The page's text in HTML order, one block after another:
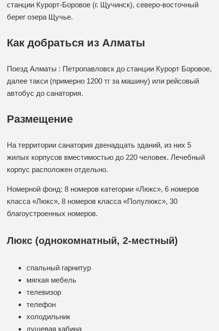
станции Курорт-Боровое (г. Щучинск), северо-восточный
берег озера Щучье.
Как добраться из Алматы
Поезд Алматы : Петропавловск до станции Курорт Боровое,
далее такси (примерно 1200 тг за машину) или рейсовый
автобус до санатория.
Размещение
На территории санатория двенадцать зданий, из них 5
жилых корпусов вместимостью до 220 человек. Лечебный
корпус расположен отдельно.
Номерной фонд: 8 номеров категории «Люкс», 6 номеров
класса «Люкс», 8 номеров класса «Полулюкс», 30
благоустроенных номеров.
Люкс (однокомнатный, 2-местный)
спальный гарнитур
мягкая мебель
телевизор
телефон
холодильник
душевая кабина